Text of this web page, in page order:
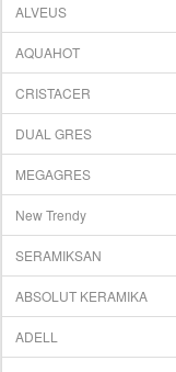
ALVEUS
AQUAHOT
CRISTACER
DUAL GRES
MEGAGRES
New Trendy
SERAMIKSAN
ABSOLUT KERAMIKA
ADELL